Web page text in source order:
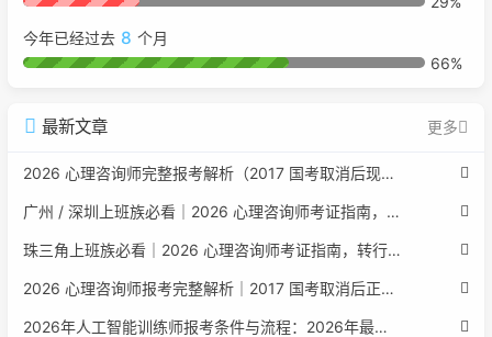
今年已经过去 8 个月
66%
最新文章 更多
2026 心理咨询师完整报考解析（2017 国考取消后现行权威体系 + 避坑全指南）
广州 / 深圳上班族必看｜2026 心理咨询师考证指南，转行副业、情绪疏导双收益
珠三角上班族必看｜2026 心理咨询师考证指南，转行副业、情绪疏导双收益
2026 心理咨询师报考完整解析｜2017 国考取消后正规报考标准、流程避坑指南
2026年人工智能训练师报考条件与流程：2026年最新官方要求全面解读